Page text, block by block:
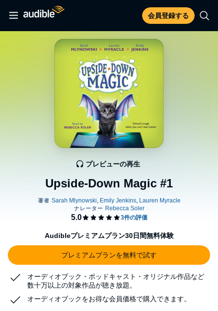
会員登録する
Upside-Down Magic #1
プレビューの再生
Audibleプレミアムプラン30日間無料体験
プレミアムプランを無料で試す
オーディオブック・ポッドキャスト・オリジナル作品など
数十万以上の対象作品が聴き放題。
オーディオブックをお得な会員価格で購入できます。